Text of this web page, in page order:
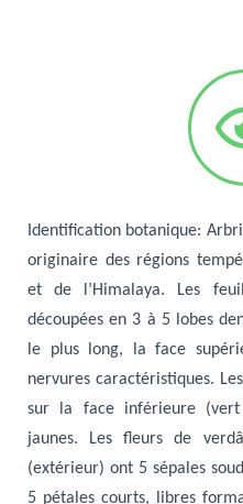
Identification botanique:
originaire des régions
et de l’Himalaya. Les
découpées en 3 à 5 lobes
le plus long, la face
nervures caractéristiques.
sur la face inférieure (vert
jaunes. Les fleurs de
(extérieur) ont 5 sépales
5 pétales courts, libres